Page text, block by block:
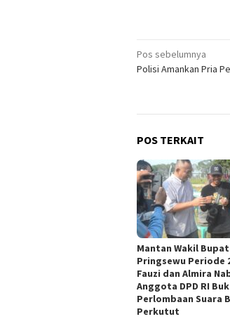
Navigasi
pos
Pos sebelumnya
Polisi Amankan Pria
POS TERKAIT
Mantan Wakil
Pringsewu Periode
Fauzi dan Almira
Anggota DPD RI
Perlombaan Suara
Perkutut